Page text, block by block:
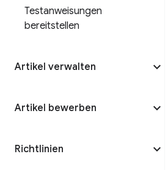
Testanweisungen
bereitstellen
Artikel verwalten
Artikel bewerben
Richtlinien